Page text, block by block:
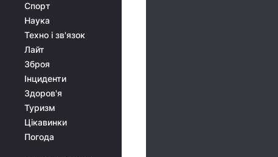
Спорт
Наука
Техно і зв'язок
Лайт
Зброя
Інциденти
Здоров'я
Туризм
Цікавинки
Погода